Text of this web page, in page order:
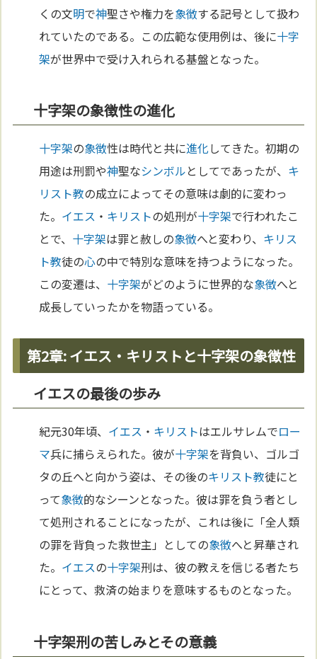
くの文明で神聖さや権力を象徴する記号として扱わ
れていたのである。この広範な使用例は、後に十字
架が世界中で受け入れられる基盤となった。
十字架の象徴性の進化
十字架の象徴性は時代と共に進化してきた。初期の
用途は刑罰や神聖なシンボルとしてであったが、 キ
リスト教の成立によってその意味は劇的に変わっ
た。 イエス ・ キリストの処刑が十字架で行われたこ
とで、 十字架は罪と赦しの象徴へと変わり、 キリス
ト教徒の心の中で特別な意味を持つようになった。
この変遷は、 十字架がどのように世界的な象徴へと
成長していったかを物語っている。
第2章: イエス・キリストと十字架の象徴性
イエスの最後の歩み
紀元30年頃、 イエス ・ キリストはエルサレムでロー
マ兵に捕らえられた。彼が十字架を背負い、ゴルゴ
タの丘へと向かう姿は、その後のキリスト教徒にと
って象徴的なシーンとなった。彼は罪を負う者とし
て処刑されることになったが、これは後に「全人類
の罪を背負った救世主」としての象徴へと昇華され
た。 イエスの十字架刑は、彼の教えを信じる者たち
にとって、救済の始まりを意味するものとなった。
十字架刑の苦しみとその意義